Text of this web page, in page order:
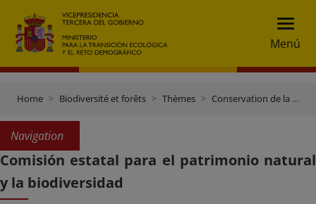
Menú
Home Biodiversité et forêts Thèmes Conservation de la biodiversité
Navigation
Comisión estatal para el patrimonio natural
y la biodiversidad